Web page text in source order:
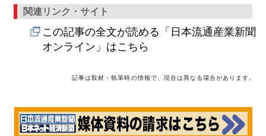
関連リンク・サイト
この記事の全文が読める「日本流通産業新聞
オンライン」はこちら
記事は取材・執筆時の情報で、現在は異なる場合があります。